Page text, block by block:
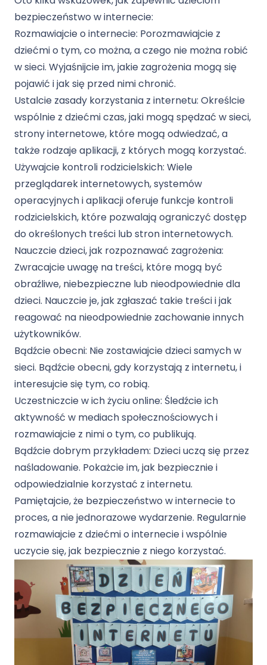
bezpieczeństwo w internecie:
Rozmawiajcie o internecie: Porozmawiajcie z
dziećmi o tym, co można, a czego nie można robić
w sieci. Wyjaśnijcie im, jakie zagrożenia mogą się
pojawić i jak się przed nimi chronić.
Ustalcie zasady korzystania z internetu: Określcie
wspólnie z dziećmi czas, jaki mogą spędzać w sieci,
strony internetowe, które mogą odwiedzać, a
także rodzaje aplikacji, z których mogą korzystać.
Używajcie kontroli rodzicielskich: Wiele
przeglądarek internetowych, systemów
operacyjnych i aplikacji oferuje funkcje kontroli
rodzicielskich, które pozwalają ograniczyć dostęp
do określonych treści lub stron internetowych.
Nauczcie dzieci, jak rozpoznawać zagrożenia:
Zwracajcie uwagę na treści, które mogą być
obraźliwe, niebezpieczne lub nieodpowiednie dla
dzieci. Nauczcie je, jak zgłaszać takie treści i jak
reagować na nieodpowiednie zachowanie innych
użytkowników.
Bądźcie obecni: Nie zostawiajcie dzieci samych w
sieci. Bądźcie obecni, gdy korzystają z internetu, i
interesujcie się tym, co robią.
Uczestniczcie w ich życiu online: Śledźcie ich
aktywność w mediach społecznościowych i
rozmawiajcie z nimi o tym, co publikują.
Bądźcie dobrym przykładem: Dzieci uczą się przez
naśladowanie. Pokażcie im, jak bezpiecznie i
odpowiedzialnie korzystać z internetu.
Pamiętajcie, że bezpieczeństwo w internecie to
proces, a nie jednorazowe wydarzenie. Regularnie
rozmawiajcie z dziećmi o internecie i wspólnie
uczycie się, jak bezpiecznie z niego korzystać.